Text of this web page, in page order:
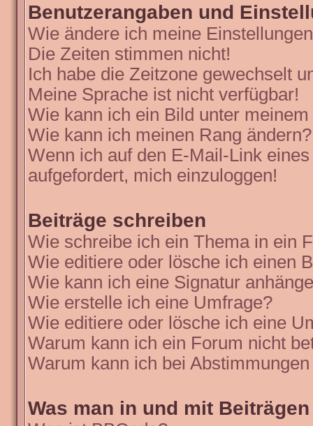
Benutzerangaben und
Wie ändere ich meine
Die Zeiten stimmen nicht!
Ich habe die Zeitzone gewechselt
Meine Sprache ist nicht verfügbar!
Wie kann ich ein Bild unter
Wie kann ich meinen Rang ändern?
Wenn ich auf den E-Mail-Link
aufgefordert, mich einzuloggen!
Beiträge schreiben
Wie schreibe ich ein Thema in ein
Wie editiere oder lösche ich einen
Wie kann ich eine Signatur
Wie erstelle ich eine Umfrage?
Wie editiere oder lösche ich eine
Warum kann ich ein Forum nicht
Warum kann ich bei
Was man in und mit